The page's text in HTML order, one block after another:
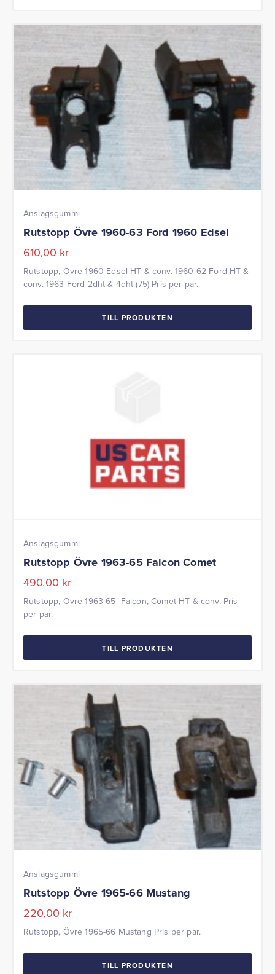
Anslagsgummi
Rutstopp Övre 1960-63 Ford 1960 Edsel
610,00 kr
Rutstopp, Övre 1960 Edsel HT & conv. 1960-62 Ford HT &
conv. 1963 Ford 2dht & 4dht (75) Pris per par.
TILL PRODUKTEN
Anslagsgummi
Rutstopp Övre 1963-65 Falcon Comet
490,00 kr
Rutstopp, Övre 1963-65 Falcon, Comet HT & conv. Pris
per par.
TILL PRODUKTEN
Anslagsgummi
Rutstopp Övre 1965-66 Mustang
220,00 kr
Rutstopp, Övre 1965-66 Mustang Pris per par.
TILL PRODUKTEN